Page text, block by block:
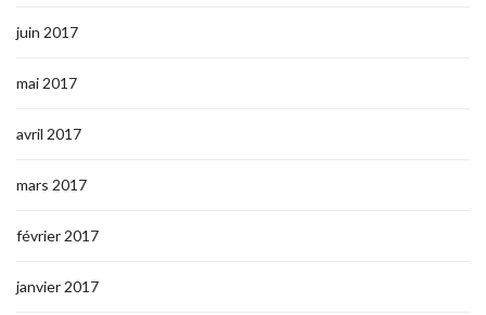
juin 2017
mai 2017
avril 2017
mars 2017
février 2017
janvier 2017